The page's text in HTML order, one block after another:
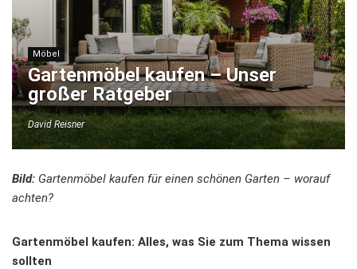
Möbel
Gartenmöbel kaufen – Unser
großer Ratgeber
David Reisner
Bild: Gartenmöbel kaufen für einen schönen Garten – worauf
achten?
Gartenmöbel kaufen: Alles, was Sie zum Thema wissen
sollten